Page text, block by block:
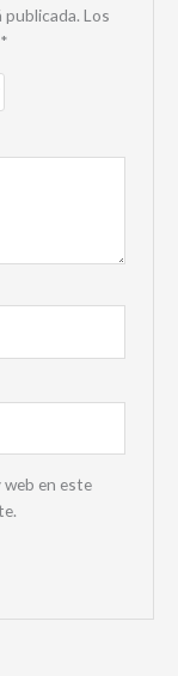
publicada. Los
*
en este